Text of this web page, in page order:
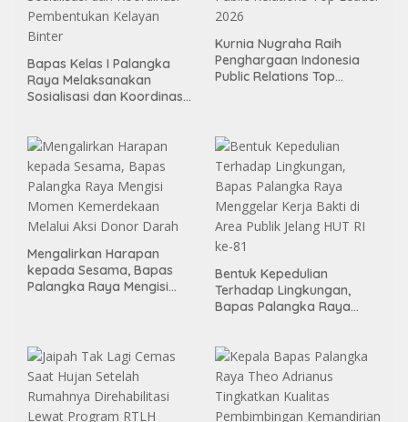
Bapas Kelas I Palangka
Raya Melaksanakan
Sosialisasi dan Koordinasi
Kurnia Nugraha Raih
Penghargaan Indonesia
Public Relations Top
Mengalirkan Harapan
kepada Sesama, Bapas
Palangka Raya Mengisi
Bentuk Kepedulian
Terhadap Lingkungan,
Bapas Palangka Raya
ke-81